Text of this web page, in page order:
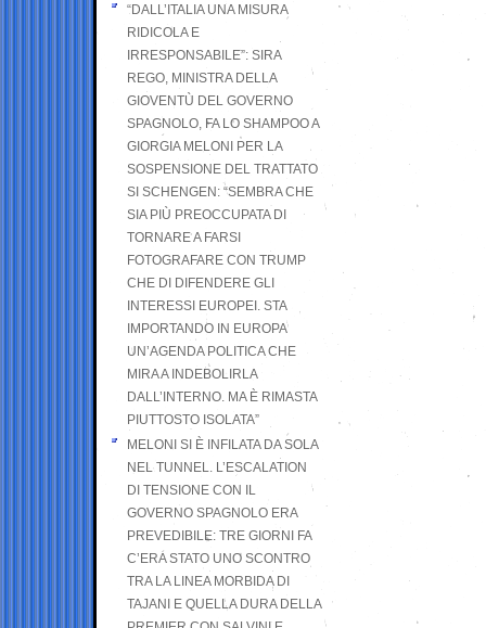
“DALL’ITALIA UNA MISURA
RIDICOLA E
IRRESPONSABILE”: SIRA
REGO, MINISTRA DELLA
GIOVENTÙ DEL GOVERNO
SPAGNOLO, FA LO SHAMPOO A
GIORGIA MELONI PER LA
SOSPENSIONE DEL TRATTATO
SI SCHENGEN: “SEMBRA CHE
SIA PIÙ PREOCCUPATA DI
TORNARE A FARSI
FOTOGRAFARE CON TRUMP
CHE DI DIFENDERE GLI
INTERESSI EUROPEI. STA
IMPORTANDO IN EUROPA
UN’AGENDA POLITICA CHE
MIRA A INDEBOLIRLA
DALL’INTERNO. MA È RIMASTA
PIUTTOSTO ISOLATA”
MELONI SI È INFILATA DA SOLA
NEL TUNNEL. L’ESCALATION
DI TENSIONE CON IL
GOVERNO SPAGNOLO ERA
PREVEDIBILE: TRE GIORNI FA
C’ERA STATO UNO SCONTRO
TRA LA LINEA MORBIDA DI
TAJANI E QUELLA DURA DELLA